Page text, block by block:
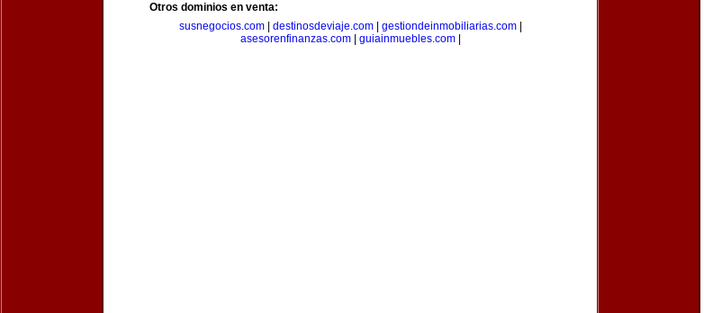
Otros dominios en venta:
susnegocios.com| destinosdeviaje.com| gestiondeinmobiliarias.com|
asesorenfinanzas.com| guiainmuebles.com|